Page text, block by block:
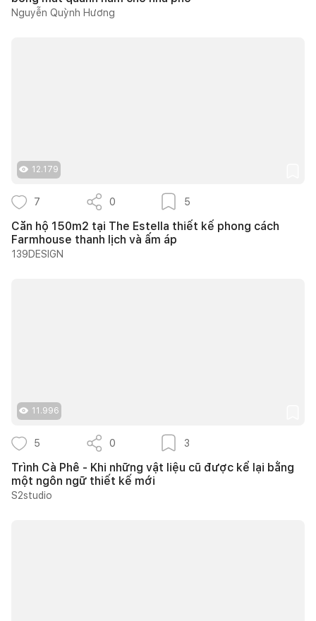
Nguyễn Quỳnh Hương
12.179
7 0 5
Căn hộ 150m2 tại The Estella thiết kế phong cách
Farmhouse thanh lịch và ấm áp
139DESIGN
11.996
5 0 3
Trình Cà Phê - Khi những vật liệu cũ được kể lại bằng
một ngôn ngữ thiết kế mới
S2studio